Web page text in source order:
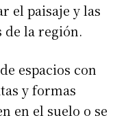
el paisaje y las
la región.
espacios con
y formas
en el suelo o se